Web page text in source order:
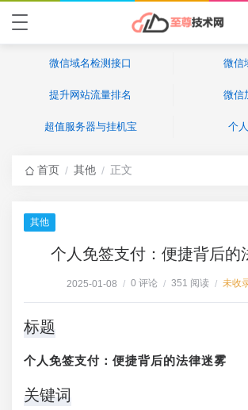
微信域名检测接口 微信
提升网站流量排名 微信
超值服务器与挂机宝 个
首页 / 其他 / 正文
其他
个人免签支付：便捷背后的
2025-01-08 / 0 评论 / 351 阅读 / 未收
标题
个人免签支付：便捷背后的法律迷雾
关键词